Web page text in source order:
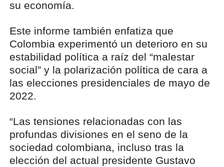
su economía.
Este informe también enfatiza que
Colombia experimentó un deterioro en su
estabilidad política a raíz del “malestar
social” y la polarización política de cara a
las elecciones presidenciales de mayo de
2022.
“Las tensiones relacionadas con las
profundas divisiones en el seno de la
sociedad colombiana, incluso tras la
elección del actual presidente Gustavo